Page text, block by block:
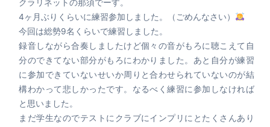
クラリネットの那須でーす。
4ヶ月ぶりくらいに練習参加しました。（ごめんなさい）
今回は総勢9名くらいで練習しました。
録音しながら合奏しましたけど個々の音がもろに聴こえて自
分のできてない部分がもろにわかりました。あと自分が練習
に参加できていないせいか周りと合わせられていないのが結
構わかって悲しかったです。なるべく練習に参加しなければ
と思いました。
まだ学生なのでテストにクラブにインプリにとたくさんあり